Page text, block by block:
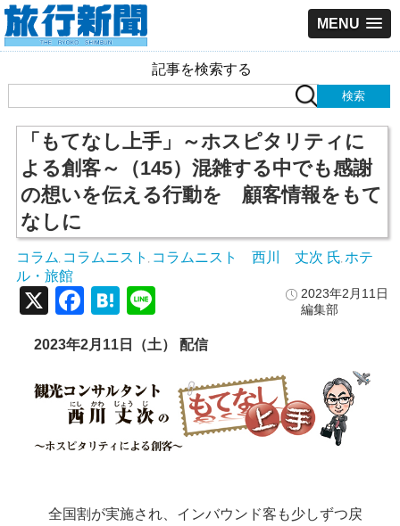
MENU
記事を検索する
「もてなし上手」～ホスピタリティに
よる創客～（145）混雑する中でも感謝
の想いを伝える行動を 顧客情報をもて
なしに
コラム コラムニスト コラムニスト 西川 丈次 氏 ホテ
ル・旅館
2023年2月11日
編集部
X Facebook
Hatena
2023年2月11日（土） 配信
全国割が実施され、インバウンド客も少しずつ戻